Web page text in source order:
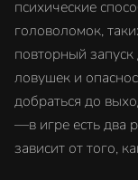
психические
головоломок,
повторный
ловушек и
добраться до
—в игре есть два
зависит от того,